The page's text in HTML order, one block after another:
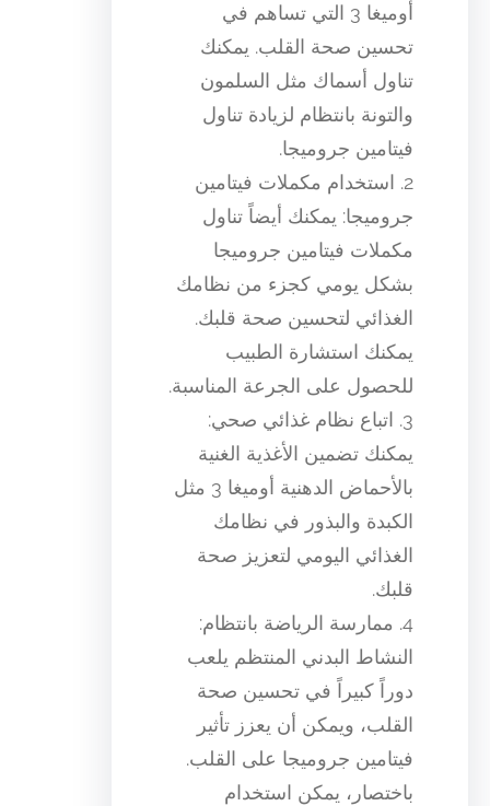
أوميغا 3 التي تساهم في
تحسين صحة القلب. يمكنك
تناول أسماك مثل السلمون
والتونة بانتظام لزيادة تناول
فيتامين جروميجا.
2. استخدام مكملات فيتامين
جروميجا: يمكنك أيضاً تناول
مكملات فيتامين جروميجا
بشكل يومي كجزء من نظامك
الغذائي لتحسين صحة قلبك.
يمكنك استشارة الطبيب
للحصول على الجرعة المناسبة.
3. اتباع نظام غذائي صحي:
يمكنك تضمين الأغذية الغنية
بالأحماض الدهنية أوميغا 3 مثل
الكبدة والبذور في نظامك
الغذائي اليومي لتعزيز صحة
قلبك.
4. ممارسة الرياضة بانتظام:
النشاط البدني المنتظم يلعب
دوراً كبيراً في تحسين صحة
القلب، ويمكن أن يعزز تأثير
فيتامين جروميجا على القلب.
باختصار، يمكن استخدام